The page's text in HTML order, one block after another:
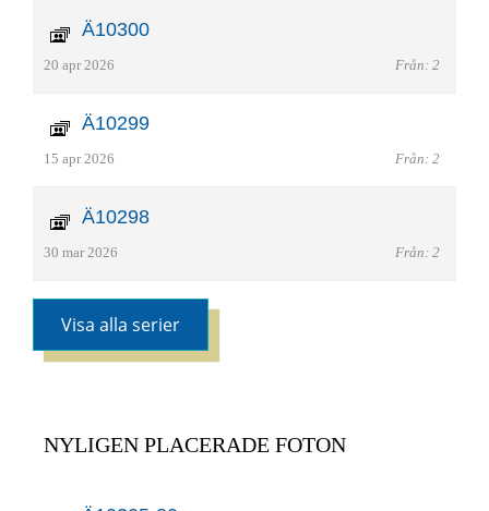
Ä10300
20 apr 2026 Från: 2
Ä10299
15 apr 2026 Från: 2
Ä10298
30 mar 2026 Från: 2
Visa alla serier
NYLIGEN PLACERADE FOTON